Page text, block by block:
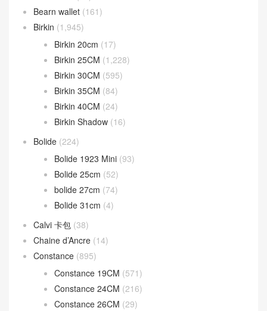
Bearn wallet (161)
Birkin (1,945)
Birkin 20cm (17)
Birkin 25CM (1,228)
Birkin 30CM (595)
Birkin 35CM (84)
Birkin 40CM (24)
Birkin Shadow (16)
Bolide (224)
Bolide 1923 Mini (93)
Bolide 25cm (52)
bolide 27cm (74)
Bolide 31cm (4)
Calvi 卡包 (38)
Chaine d’Ancre (14)
Constance (895)
Constance 19CM (571)
Constance 24CM (216)
Constance 26CM (29)